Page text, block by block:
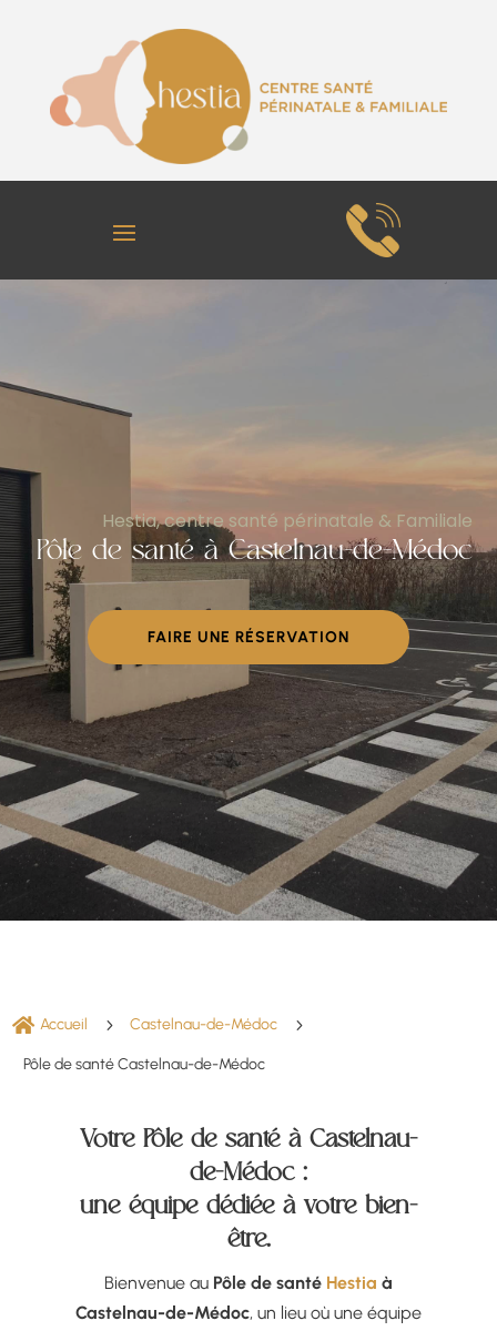
Hestia, centre santé périnatale & Familiale
Pôle de santé à Castelnau-de-Médoc
FAIRE UNE RÉSERVATION
 Accueil 5 Castelnau-de-Médoc 5
Pôle de santé Castelnau-de-Médoc
Votre Pôle de santé à Castelnau-
de-Médoc :
une équipe dédiée à votre bien-
être.
Bienvenue au Pôle de santé Hestia à
Castelnau-de-Médoc, un lieu où une équipe